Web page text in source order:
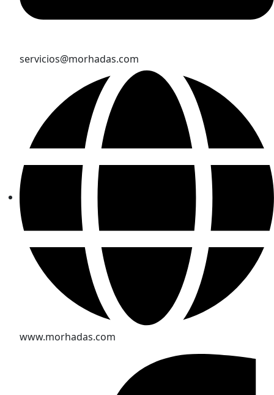
servicios@morhadas.com
www.morhadas.com